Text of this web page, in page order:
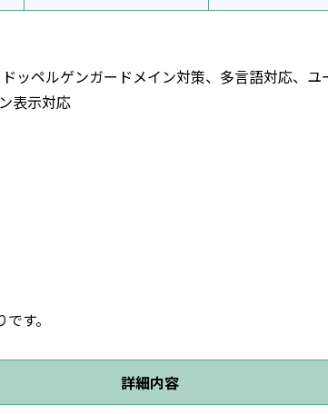
ッペルゲンガードメイン対策、多言語対応、ユ
表示対応
す。
詳細内容